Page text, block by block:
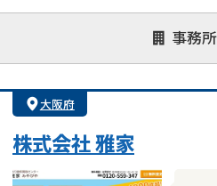
事務
対応が親身 オンライン
1億円以上の
大阪府
株式会社 雅家